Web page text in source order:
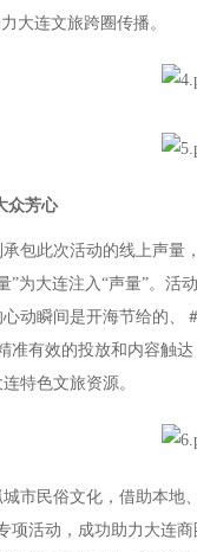
大连文旅跨圈传播。
众芳心
包此次活动的线上声
”为大连注入“声量”。
动瞬间是开海节给的
准有效的投放和内容触
特色文旅资源。
市民俗文化，借助本
项活动，成功助力大连